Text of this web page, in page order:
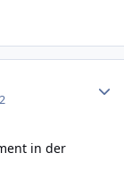
in der